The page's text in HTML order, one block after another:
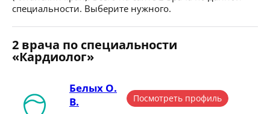
специальности. Выберите нужного.
2 врача по специальности
«Кардиолог»
Белых О.
В.
Посмотреть профиль